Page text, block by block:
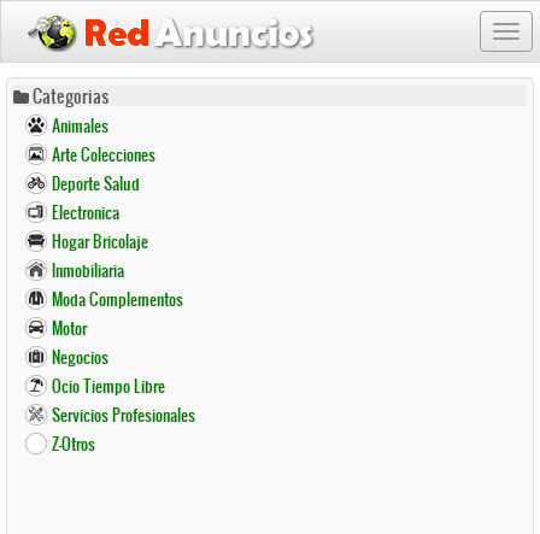
Pasar
contenido
principal
Categorias
Animales
Arte Colecciones
Deporte Salud
Electronica
Hogar Bricolaje
Inmobiliaria
Moda Complementos
Motor
Negocios
Ocio Tiempo Libre
Servicios Profesionales
Z-Otros